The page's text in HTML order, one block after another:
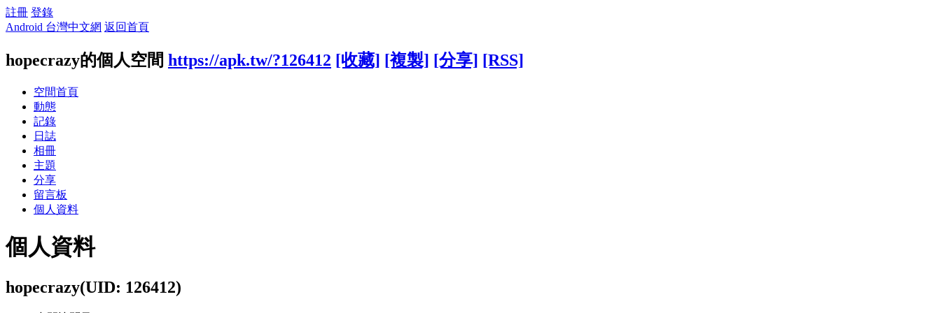
註冊 登錄
Android 台灣中文網 返回首頁
hopecrazy的個人空間 https://apk.tw/?126412 [收藏] [複製] [分享] [RSS]
空間首頁
動態
記錄
日誌
相冊
主題
分享
留言板
個人資料
個人資料
hopecrazy(UID: 126412)